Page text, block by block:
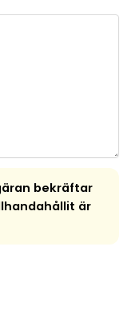
bekräftar
är